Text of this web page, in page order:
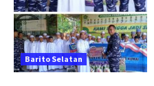
Barito Selatan